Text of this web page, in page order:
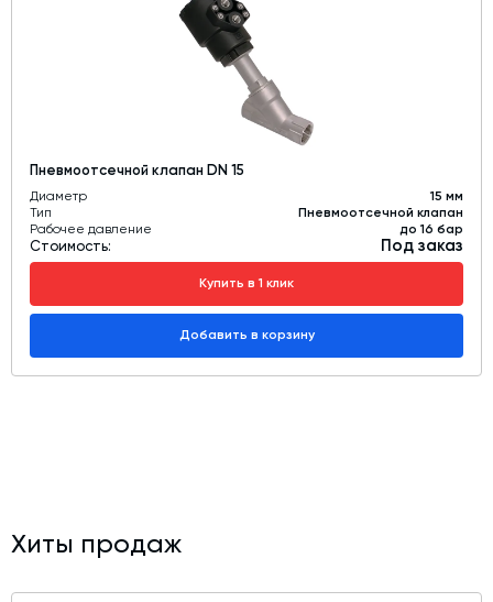
Пневмоотсечной клапан DN 15
Диаметр
15 мм
Тип
Пневмоотсечной клапан
Рабочее давление
до 16 бар
Стоимость: Под заказ
Купить в 1 клик
Добавить в корзину
Хиты продаж